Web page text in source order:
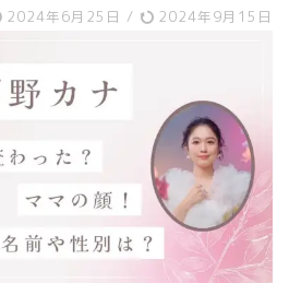
2024年6月25日 / 2024年9月15日